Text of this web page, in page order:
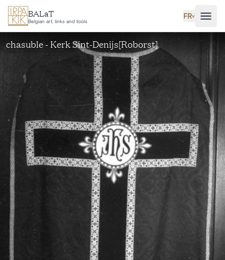
Aller au contenu principal
BALaT
Belgian art, links and tools
FR˅
chasuble - Kerk Sint-Denijs[Roborst]